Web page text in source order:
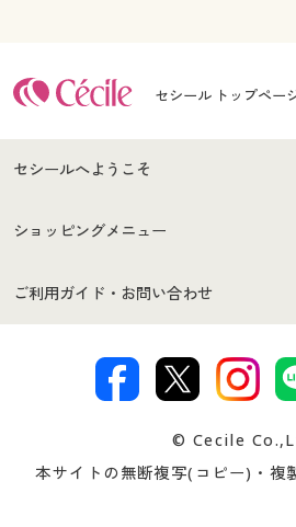
セシール トップペー
セシールへようこそ
はじめての方へ
セシールご利用規約
著作権・商標について 会社
ショッピングメニュー
商品カテゴリ
プレゼント＆キャンペーン サイ
ご利用ガイド・お問い合わせ
交換・返品は お
ついて
忘れ
© Cecile
本サイトの無断複写(コピー)・複